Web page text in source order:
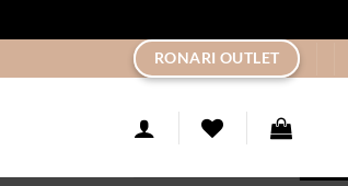
RONARI OUTLET